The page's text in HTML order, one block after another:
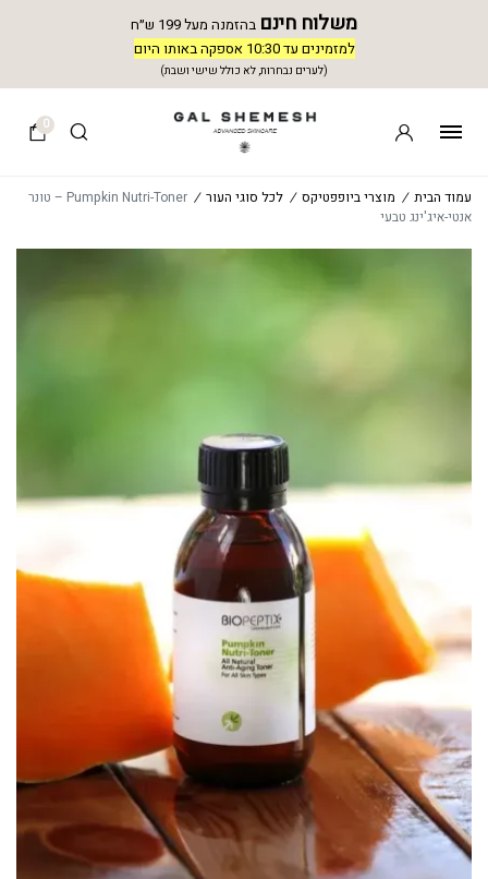
משלוח חינם בהזמנה מעל 199 ש״ח
למזמינים עד 10:30 אספקה באותו היום
(לערים נבחרות, לא כולל שישי ושבת)
0
עמוד הבית / מוצרי ביופפטיקס / לכל סוגי העור /
Pumpkin Nutri-Toner – טונר
אנטי-איג'ינג טבעי